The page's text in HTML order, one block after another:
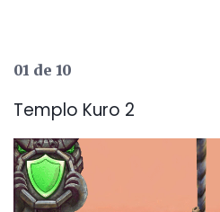
01 de 10
Templo Kuro 2